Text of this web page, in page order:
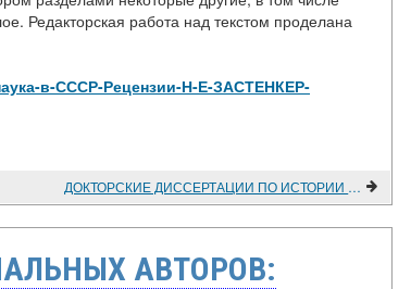
Редакторская работа над текстом проделана
в-СССР-Рецензии-Н-Е-ЗАСТЕНКЕР-
ДОКТОРСКИЕ ДИССЕРТАЦИИ ПО ИСТОРИИ (1985 г.)
АВТОРОВ: